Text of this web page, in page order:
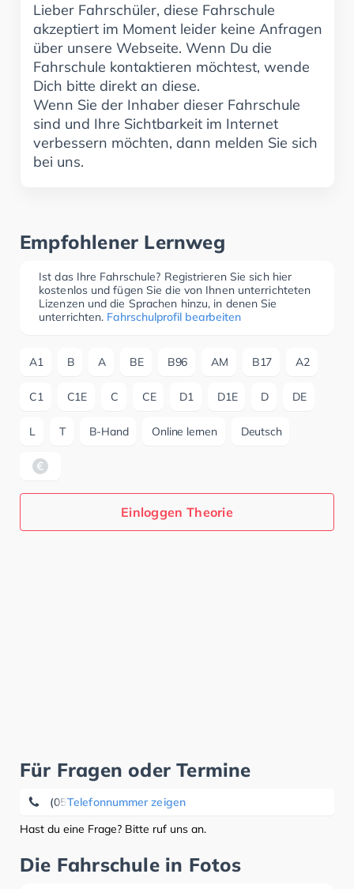
Lieber Fahrschüler, diese Fahrschule
akzeptiert im Moment leider keine Anfragen
über unsere Webseite. Wenn Du die
Fahrschule kontaktieren möchtest, wende
Dich bitte direkt an diese.
Wenn Sie der Inhaber dieser Fahrschule
sind und Ihre Sichtbarkeit im Internet
verbessern möchten, dann melden Sie sich
bei uns.
Empfohlener Lernweg
Ist das Ihre Fahrschule? Registrieren Sie sich hier
kostenlos und fügen Sie die von Ihnen unterrichteten
Lizenzen und die Sprachen hinzu, in denen Sie
unterrichten. Fahrschulprofil bearbeiten
A1 B A BE B96 AM B17 A2
C1 C1E C CE D1 D1E D DE
L T B-Hand Online lernen Deutsch
Einloggen Theorie
Für Fragen oder Termine
Telefonnummer zeigen
(05055) 83 71
Hast du eine Frage? Bitte ruf uns an.
Die Fahrschule in Fotos